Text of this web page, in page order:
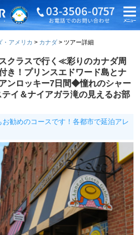
・アメリカ カナダ ツアー詳細
クラスで行く≪彩りのカナダ周
き！プリンスエドワード島とナ
ンロッキー7日間◆憧れのシャー
イ＆ナイアガラ滝の見えるお部
勧めのコースです！各都市で延泊アレ